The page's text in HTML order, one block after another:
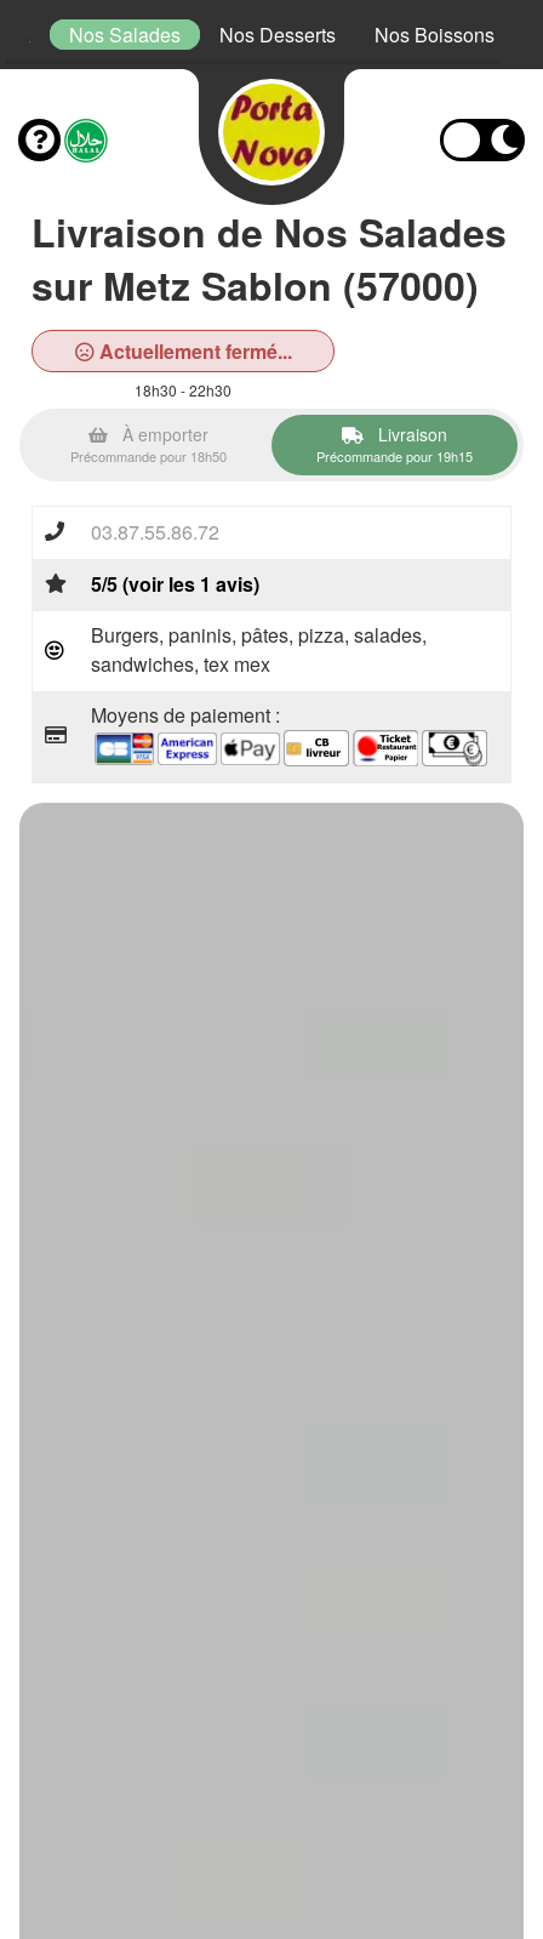
Nos Salades Nos Desserts Nos Boissons
Livraison de Nos Salades
sur Metz Sablon (57000)
Actuellement fermé...
18h30 - 22h30
À emporter
Précommande pour 18h50
Livraison
Précommande pour 19h15
03.87.55.86.72
5/5 (voir les 1 avis)
Burgers, paninis, pâtes, pizza, salades,
sandwiches, tex mex
Moyens de paiement :